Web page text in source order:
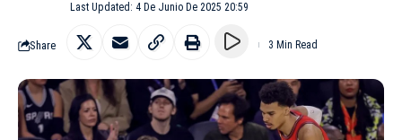
Last Updated: 4 De Junio De 2025 20:59
Share 3 Min Read